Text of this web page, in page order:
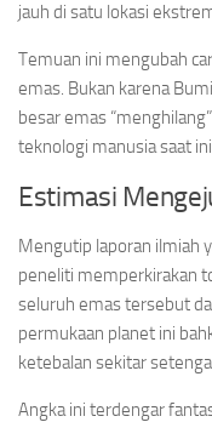
jauh di satu lokasi
Temuan ini mengubah
emas. Bukan karena
besar emas
teknologi manusia saat
Estimasi
Mengutip laporan ilmiah
peneliti memperkirakan
seluruh emas tersebut
permukaan planet ini
ketebalan sekitar
Angka ini terdengar